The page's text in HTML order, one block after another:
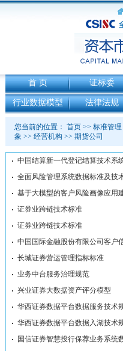
首 页 证标委
行业数据模型 法律法规
您当前的位置： 首页>> 标准管理
象 >> 经营机构 >> 期货公司